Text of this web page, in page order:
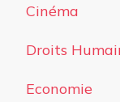
Cinéma
Droits
Economie